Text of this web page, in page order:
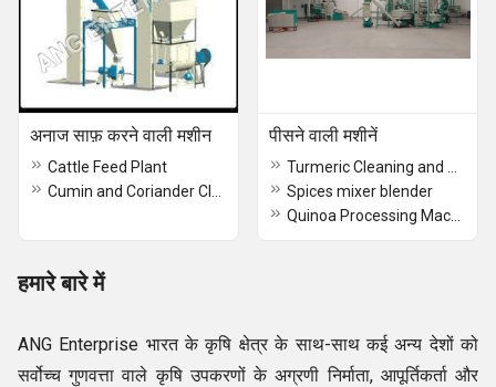
अनाज साफ़ करने वाली मशीन
Cattle Feed Plant
पीसने वाली मशीनें
Spices mixer blender
हमारे बारे में
ANG Enterprise भारत के कृषि क्षेत्र के साथ-साथ कई अन्य देशों को
सर्वोच्च गुणवत्ता वाले कृषि उपकरणों के अग्रणी निर्माता, आपूर्तिकर्ता और